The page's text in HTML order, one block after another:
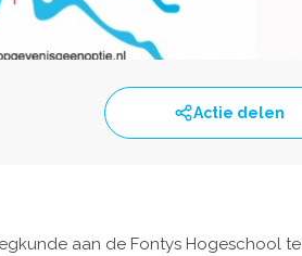
Actie delen
aan de Fontys Hogeschool te